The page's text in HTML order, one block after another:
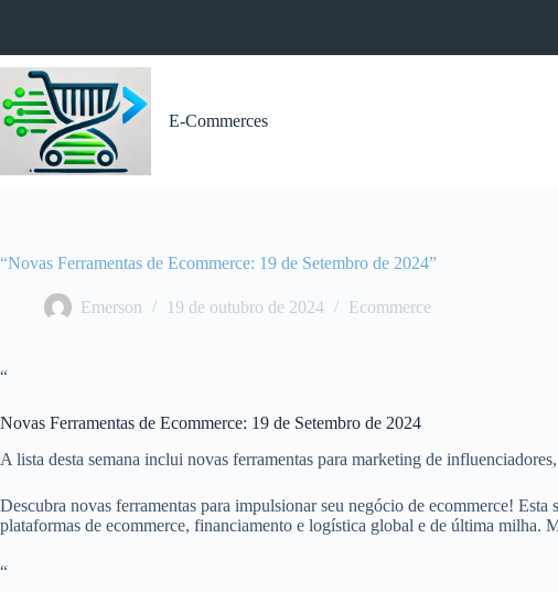
conteúdo
E-Commerces
“Novas Ferramentas de Ecommerce: 19 de Setembro de 2024”
Emerson 19 de outubro de 2024 Ecommerce
“
Novas Ferramentas de Ecommerce: 19 de Setembro de 2024
A lista desta semana inclui novas ferramentas para marketing de
Descubra novas ferramentas para impulsionar seu negócio de ecommerce!
plataformas de ecommerce, financiamento e logística global e de última milha.
“